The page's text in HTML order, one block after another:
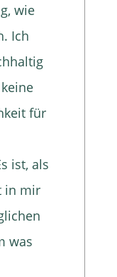
wie
Ich
für
ist, als
in mir
was